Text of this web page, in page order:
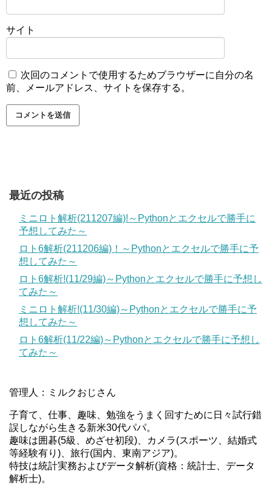
サイト
次回のコメントで使用するためブラウザーに自分の名
前、メールアドレス、サイトを保存する。
最近の投稿
ミニロト解析(211207編)!～Pythonとエクセルで勝手に
予想してみた～
ロト6解析(211206編)！～Pythonとエクセルで勝手に予
想してみた～
ロト6解析!(11/29編)～Pythonとエクセルで勝手に予想し
てみた～
ミニロト解析!(11/30編)～Pythonとエクセルで勝手に予
想してみた～
ロト6解析(11/22編)～Pythonとエクセルで勝手に予想し
てみた～
管理人：ミルクおじさん
子育て、仕事、趣味、勉強をうまく回すために日々試行錯
誤しながら生きる新米30代パパ。
趣味は囲碁(5級、めざせ初段)、カメラ(スポーツ、結婚式
等経験有り)、旅行(国内、東南アジア)。
特技は統計実務およびデータ解析(資格：統計士、データ
解析士)。